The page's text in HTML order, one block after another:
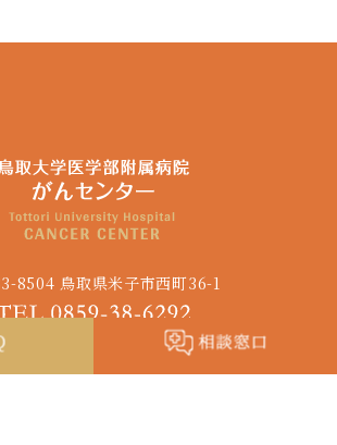
8504 鳥取県米子市西町36-1
個人情報の取り扱いについて